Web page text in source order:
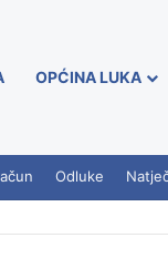
OPĆINA LUKA
Odluke